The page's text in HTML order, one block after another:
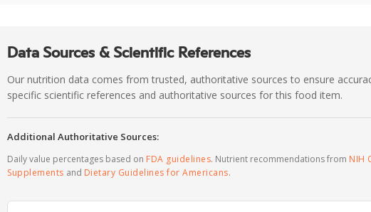
Data Sources & Scientific References
Our nutrition data comes from trusted, authoritative sources to ensure
specific scientific references and authoritative sources for this food item.
Additional Authoritative Sources:
Daily value percentages based on FDA guidelines. Nutrient recommendations from NIH
Supplements and Dietary Guidelines for Americans.